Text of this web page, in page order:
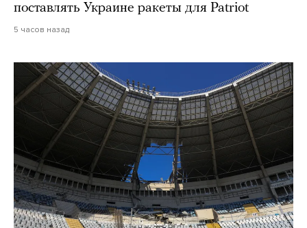
поставлять Украине ракеты для Patriot
5 часов назад